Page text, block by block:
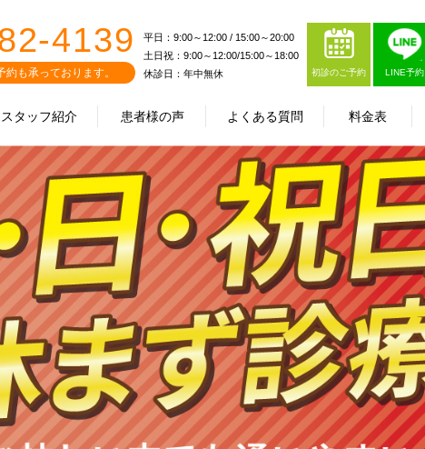
タッフ紹介 患者様の声 よくある質問 料金表
4139
も承っております。
平日：9:00～12:00 / 15:00～20:00
土日祝：9:00～12:00/15:00～18:00
休診日：年中無休
初診のご予約 LINE予約